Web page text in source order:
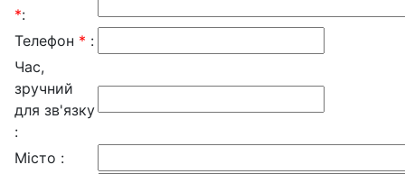
*:
Телефон * :
Час,
зручний
для зв'язку
:
Місто :